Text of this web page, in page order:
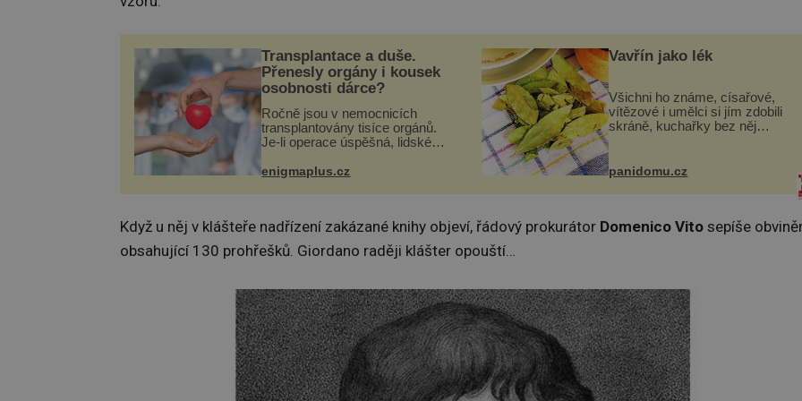
Transplantace a duše.
Přenesly orgány i kousek
osobnosti dárce?
Ročně jsou v nemocnicích
transplantovány tisíce orgánů.
Je-li operace úspěšná, lidské
své a pacient může vést
při transplantaci nepřijímám...
enigmaplus.cz
Vavřín jako lék
Všichni ho známe, císařové,
vítězové i umělci si jím zdobili
skráně, kuchařky bez něj
zmírnit některé naše neduhy.
Obsahuje v malém množství
ně...
panidomu.cz
Když u něj v klášteře nadřízení zakázané knihy objeví, řádový prokurátor Domenico Vito sepíše
obsahující 130 prohřešků. Giordano raději klášter opouští…